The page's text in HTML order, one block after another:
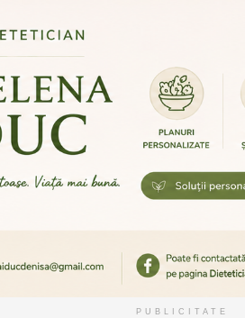
PUBLICITATE